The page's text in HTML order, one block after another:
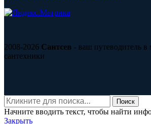
2008-2026 Сантсев - ваш путеводитель
сантехники
Поиск
Начните вводить текст, чтобы найти
Закрыть